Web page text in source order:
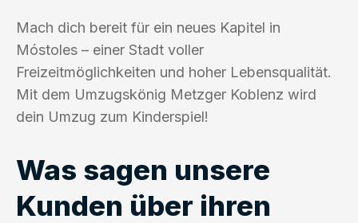
Mach dich bereit für ein neues Kapitel in
Móstoles – einer Stadt voller
Freizeitmöglichkeiten und hoher Lebensqualität.
Mit dem Umzugskönig Metzger Koblenz wird
dein Umzug zum Kinderspiel!
Was sagen unsere
Kunden über ihren